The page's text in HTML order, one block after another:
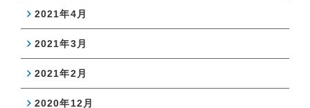
2021年4月
2021年3月
2021年2月
2020年12月